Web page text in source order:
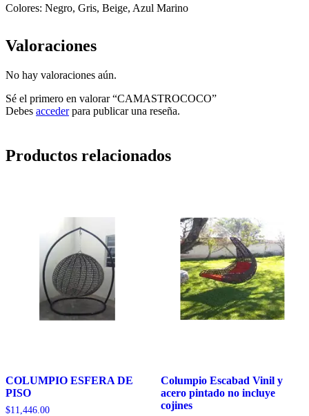
Colores: Negro, Gris, Beige, Azul Marino
Valoraciones
No hay valoraciones aún.
Sé el primero en valorar “CAMASTROCOCO”
Debes accederpara publicar una reseña.
Productos relacionados
COLUMPIO ESFERA DE
PISO
$11,446.00
Columpio Escabad Vinil y
acero pintado no incluye
cojines